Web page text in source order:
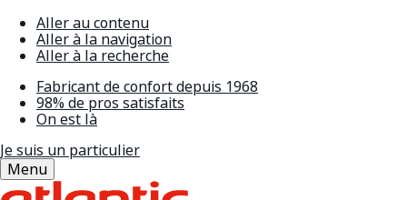
Aller au contenu
Aller à la navigation
Aller à la recherche
Fabricant de confort depuis 1968
98% de pros satisfaits
On est là
Je suis un particulier
Menu